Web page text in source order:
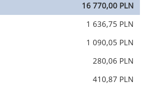
16 770,00 PLN
1 636,75 PLN
1 090,05 PLN
280,06 PLN
410,87 PLN